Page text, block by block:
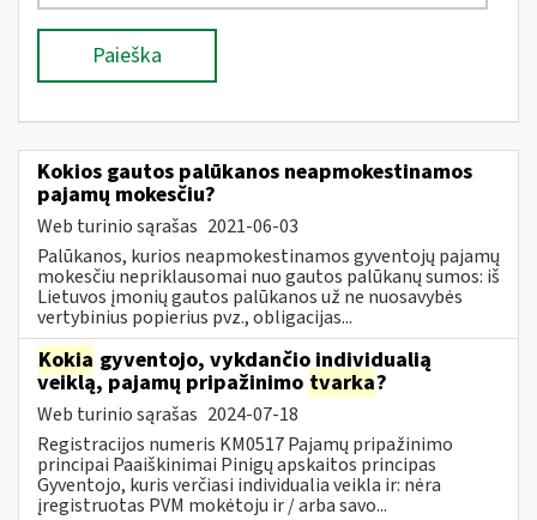
Paieška
Kokios gautos palūkanos neapmokestinamos
pajamų mokesčiu?
Web turinio sąrašas 2021-06-03
Palūkanos, kurios neapmokestinamos gyventojų pajamų
mokesčiu nepriklausomai nuo gautos palūkanų sumos: iš
Lietuvos įmonių gautos palūkanos už ne nuosavybės
vertybinius popierius pvz., obligacijas...
Kokia gyventojo, vykdančio individualią
veiklą, pajamų pripažinimo tvarka?
Web turinio sąrašas 2024-07-18
Registracijos numeris KM0517 Pajamų pripažinimo
principai Paaiškinimai Pinigų apskaitos principas
Gyventojo, kuris verčiasi individualia veikla ir: nėra
įregistruotas PVM mokėtoju ir / arba savo...